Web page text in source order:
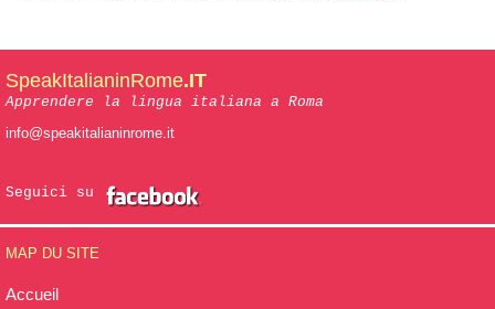
SpeakItalianinRome.IT
Apprendere la lingua italiana a Roma
info@speakitalianinrome.it
Seguici su
MAP DU SITE
Accueil